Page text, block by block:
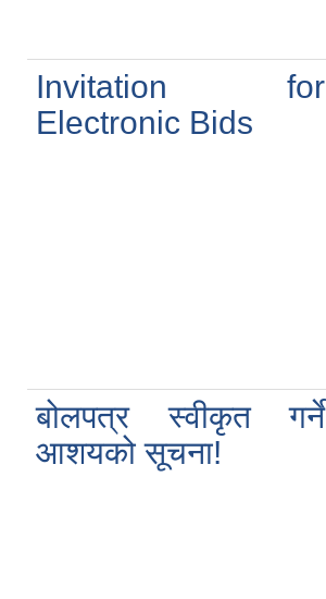
Invitation for
Electronic Bids
बोलपत्र स्वीकृत गर्ने
आशयको सूचना!